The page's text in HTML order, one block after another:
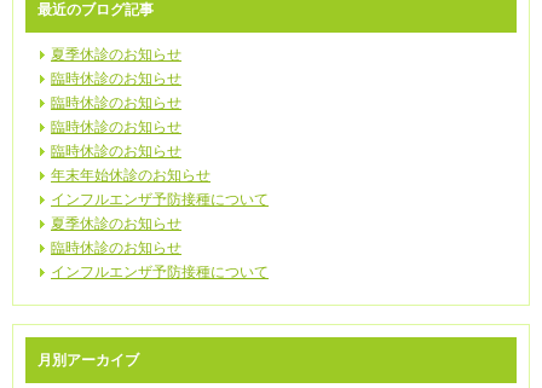
最近のブログ記事
夏季休診のお知らせ
臨時休診のお知らせ
臨時休診のお知らせ
臨時休診のお知らせ
臨時休診のお知らせ
年末年始休診のお知らせ
インフルエンザ予防接種について
夏季休診のお知らせ
臨時休診のお知らせ
インフルエンザ予防接種について
月別アーカイブ